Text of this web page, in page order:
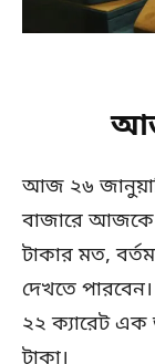
আজ ২৬
বাজারে আজকে
টাকার মত,
দেখতে পারবেন।
২২ ক্যারেট এক
টাকা।